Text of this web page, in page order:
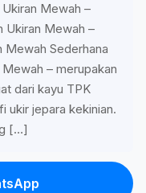
Mewah –
Ukiran Mewah –
Mewah Sederhana
– merupakan
dari kayu TPK
ukir jepara kekinian.
[…]